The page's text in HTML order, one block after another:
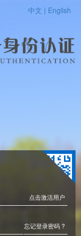
中文 | English
点击激活用户
忘记登录密码 ?